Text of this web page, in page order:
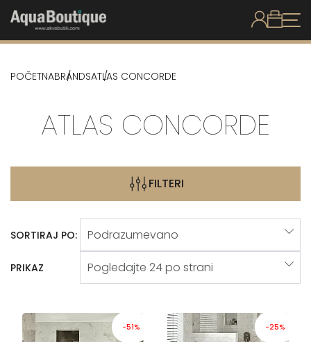
POČETNABRANDSATLAS CONCORDE
ATLAS CONCORDE
FILTERI
SORTIRAJ PO:
PRIKAZ
-51% -25%